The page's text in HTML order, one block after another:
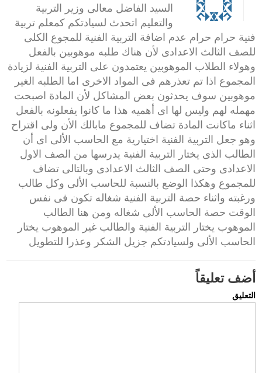
السيد الفاضل معالى وزير التربية
والتعليم اتحدث لسيادتكم كمعلم تربية
فنية حرام حرام عدم اضافة التربية الفنية للمجوع الكلى
للصف الثالث الاعدادى لأن هناك طلبه موهوبين بالفعل
وهولاء الطلاب الموهوبين يعتمدون على التربية الفنية لزيادة
المجموع اذا تم تعذرهم فى المواد الاخرى اما الطلبه الغير
موهوبين سوف يحدثون بعض المشاكل لأن المادة اصبحت
مهمله لهم وليس لها اى أهميه هذا ما كانوا يفعلونه بالفعل
اثناء ماكانت المادة تضاف للمجموع مابالك الأن ولى اقتراح
وهو جعل التربية الفنية اختيارية مع الحاسب الألى اى أن
الطالب الذى يختار التربية الفنية يدرسها من الصف الاول
الاعدادى وحتى الصف الثالث الاعدادى وبالتالى تضاف
للمجموع وهكذا الوضع بالنسبة للحاسب الألى وكل طالب
ورغبته واثناء حصة التربية الفنية شغاله تكون فى نفس
الوقت حصة الحاسب الألى شغاله ومن هنا الطالب
الموهوب يختار التربية الفنية والطالب غير الموهوب يختار
الحاسب الألى ولسيادتكم جزيل الشكر وعذرا للتطويل
أضف تعليقاً
التعليق